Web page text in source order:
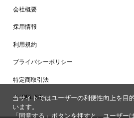
会社概要
採用情報
利用規約
プライバシーポリシー
特定商取引法
SHOPLIST
当サイトではユーザーの利便性向上を目
います。
「同意する」ボタンを押すと、ユーザー